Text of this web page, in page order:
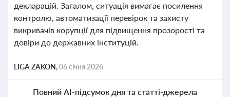
декларацій. Загалом, ситуація вимагає посилення
контролю, автоматизації перевірок та захисту
викривачів корупції для підвищення прозорості та
довіри до державних інституцій.
LIGA ZAKON,06 січня 2026
Повний AI-підсумок дня та статті-джерела